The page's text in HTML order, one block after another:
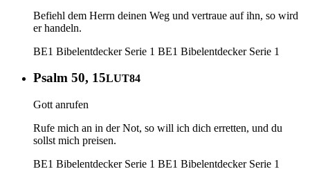
Befiehl dem Herrn deinen Weg und vertraue auf ihn, so wird
er handeln.
BE1 Bibelentdecker Serie 1 BE1 Bibelentdecker Serie 1
Psalm 50, 15LUT84
Gott anrufen
Rufe mich an in der Not, so will ich dich erretten, und du
sollst mich preisen.
BE1 Bibelentdecker Serie 1 BE1 Bibelentdecker Serie 1